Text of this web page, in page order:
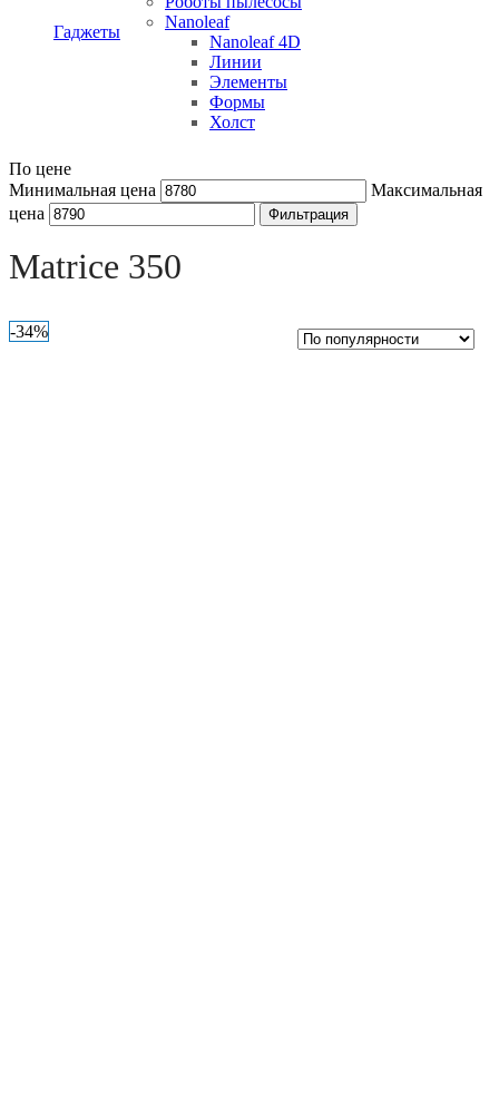
Гаджеты
Nanoleaf
Nanoleaf 4D
Линии
Элементы
Формы
Холст
По цене
Минимальная цена
Максимальная
цена
Фильтрация
Matrice 350
-34%